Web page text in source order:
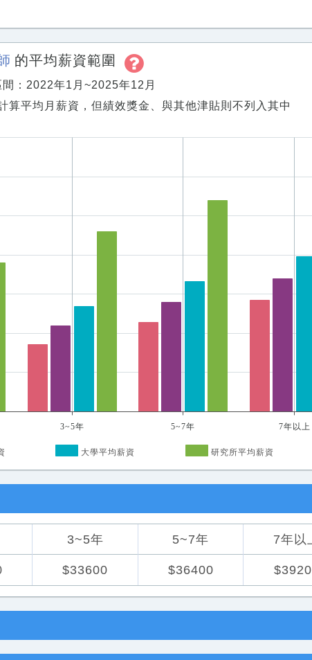
的平均薪資範圍
間：2022年1月~2025年12月
算平均月薪資，但績效獎金、與其他津貼則不列入其中
3~5年 5~7年 7年以上
大學平均薪資 研究所平均薪資
3~5年 5~7年 7年以
$33600 $36400